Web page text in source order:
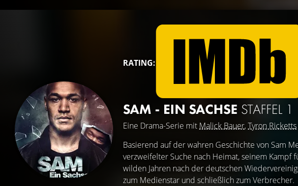
RATING:
SAM - EIN SACHSE STAFFEL 1
Eine Drama-Serie mit Malick Bauer,Tyron Ricketts
Basierend auf der wahren Geschichte von Sam
verzweifelter Suche nach Heimat, seinem
wilden Jahren nach der deutschen
zum Medienstar und schließlich zum Verbrecher.